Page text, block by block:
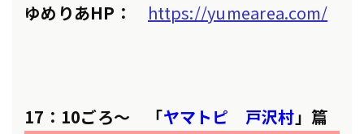
ゆめりあHP： https://yumearea.com/
17：10ごろ～ 「ヤマトピ 戸沢村」篇